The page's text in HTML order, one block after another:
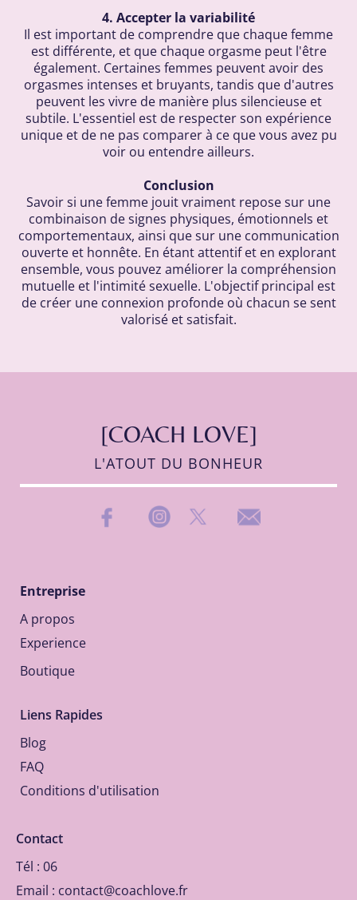
4. Accepter la variabilité
Il est important de comprendre que chaque femme
est différente, et que chaque orgasme peut l'être
également. Certaines femmes peuvent avoir des
orgasmes intenses et bruyants, tandis que d'autres
peuvent les vivre de manière plus silencieuse et
subtile. L'essentiel est de respecter son expérience
unique et de ne pas comparer à ce que vous avez pu
voir ou entendre ailleurs.
Conclusion
Savoir si une femme jouit vraiment repose sur une
combinaison de signes physiques, émotionnels et
comportementaux, ainsi que sur une communication
ouverte et honnête. En étant attentif et en explorant
ensemble, vous pouvez améliorer la compréhension
mutuelle et l'intimité sexuelle. L'objectif principal est
de créer une connexion profonde où chacun se sent
valorisé et satisfait.
[COACH LOVE]
L'ATOUT DU BONHEUR
Entreprise
A propos
Experience
Boutique
Liens Rapides
Blog
FAQ
Conditions d'utilisation
Contact
Tél : 06
Email : contact@coachlove.fr